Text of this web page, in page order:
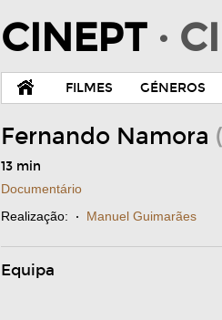
CINEPT ·
FILMES GÉNEROS
Fernando Namora
13 min
Documentário
Realização: · Manuel Guimarães
Equipa